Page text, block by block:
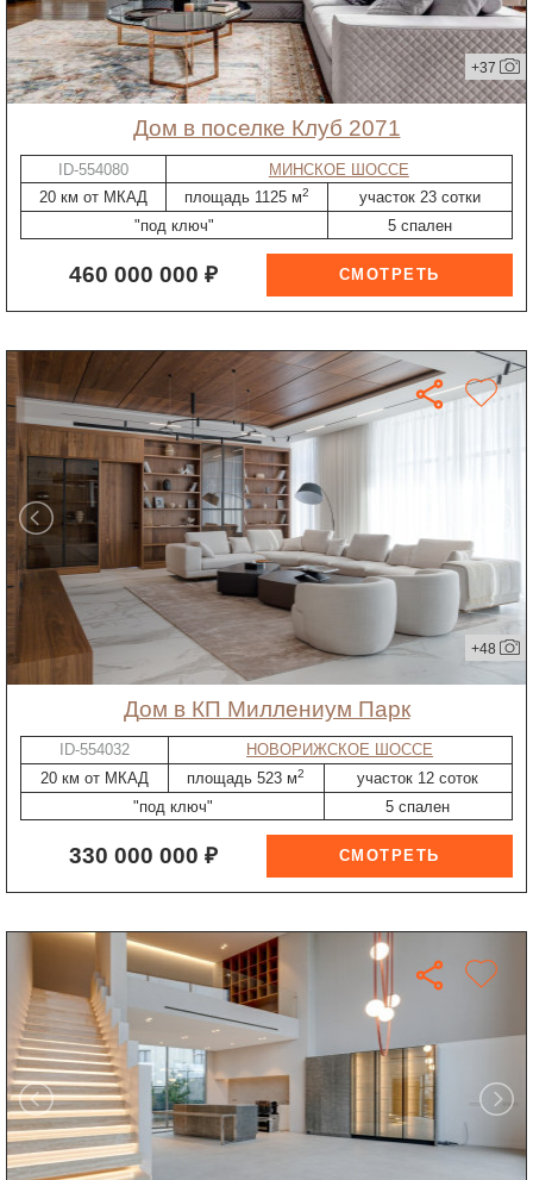
+37
дом в поселке Клуб 2071
ID-554080
МИНСКОЕ ШОССЕ
20 км от МКАД
площадь 1125 м2
участок 23 сотки
"под ключ"
5 спален
460 000 000 ₽
+48
дом в КП Миллениум Парк
ID-554032
НОВОРИЖСКОЕ ШОССЕ
20 км от МКАД
площадь 523 м2
участок 12 соток
"под ключ"
5 спален
330 000 000 ₽